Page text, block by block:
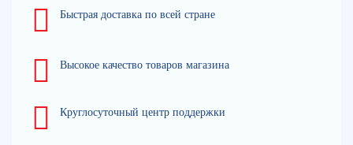
Быстрая доставка по всей стране
Высокое качество товаров магазина
Круглосуточный центр поддержки